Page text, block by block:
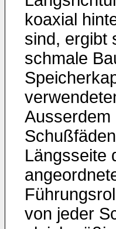
koaxial
sind, ergibt
schmale
Ausserdem
Längsseite
von jeder